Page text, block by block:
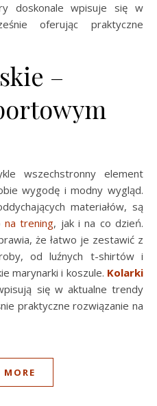
doskonale wpisuje się w
oferując praktyczne
–
wszechstronny element
wygodę i modny wygląd.
materiałów, są
na trening, jak i na co dzień.
że łatwo je zestawić z
od luźnych t-shirtów i
marynarki i koszule. Kolarki
się w aktualne trendy
praktyczne rozwiązanie na
MORE